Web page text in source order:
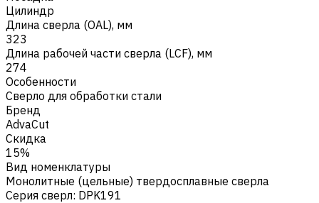
Цилиндр
Длина сверла (OAL), мм
323
Длина рабочей части сверла (LCF), мм
274
Особенности
Сверло для обработки стали
Бренд
AdvaCut
Скидка
15%
Вид номенклатуры
Монолитные (цельные) твердосплавные сверла
Серия сверл: DPK191